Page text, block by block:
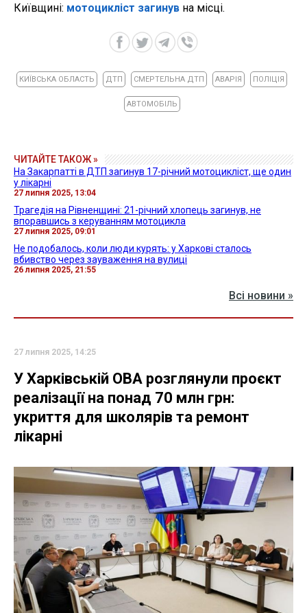
Київщині: мотоцикліст загинув на місці.
КИЇВСЬКА ОБЛАСТЬ ДТП СМЕРТЕЛЬНА ДТП АВАРІЯ ПОЛІЦІЯ
АВТОМОБІЛЬ
ЧИТАЙТЕ ТАКОЖ »
На Закарпатті в ДТП загинув 17-річний мотоцикліст, ще один
у лікарні
27 липня 2025, 13:04
Трагедія на Рівненщині: 21-річний хлопець загинув, не
впоравшись з керуванням мотоцикла
27 липня 2025, 09:01
Не подобалось, коли люди курять: у Харкові сталось
вбивство через зауваження на вулиці
26 липня 2025, 21:55
Всі новини »
27 липня 2025, 14:25
У Харківській ОВА розглянули проєкт
реалізації на понад 70 млн грн:
укриття для школярів та ремонт
лікарні